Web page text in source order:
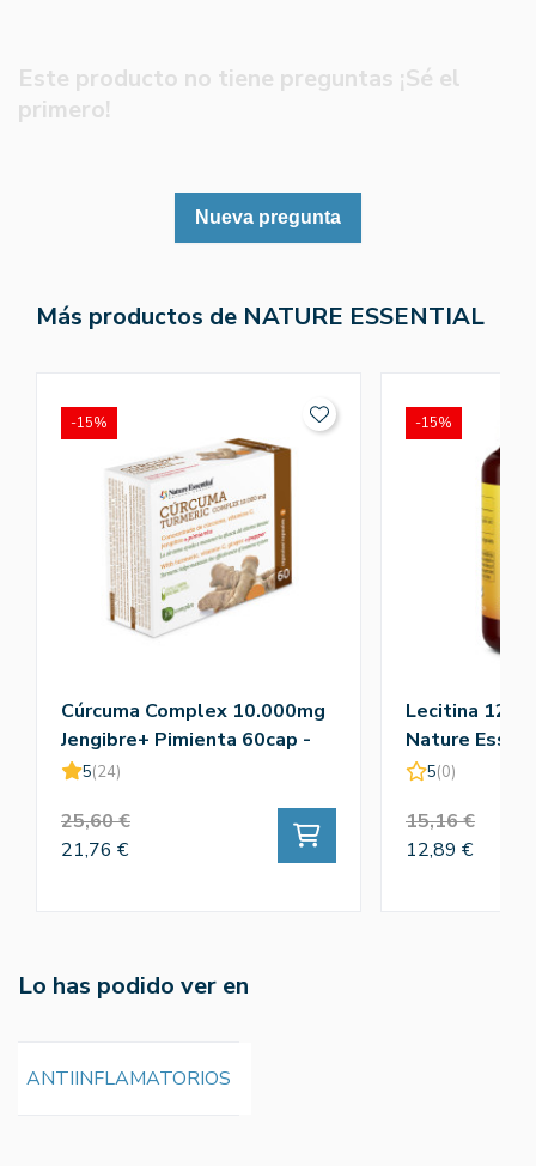
Este producto no tiene preguntas ¡Sé el
primero!
Nueva pregunta
Más productos de NATURE ESSENTIAL
Cúrcuma Complex 10.000mg
Jengibre+ Pimienta 60cap -
Nature Essential
5(24)
25,60 €
21,76 €
-15%
Lecitina
Nature
5(0)
15,16 €
12,89 €
-15%
Lo has podido ver en
ANTIINFLAMATORIOS